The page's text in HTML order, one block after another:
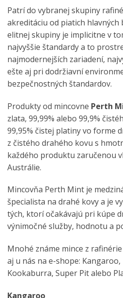
Patrí do vybranej skupiny
akreditáciu od piatich
elitnej skupiny je implicitne v
najvyššie štandardy a to
najmodernejších zariadení,
ešte aj pri dodržiavní
bezpečnostných štandardov.
Produkty od mincovne Perth
zlata, 99,99% alebo 99,9%
99,95% čistej platiny vo forme
z čistého drahého kovu s
každého produktu zaručenou
Austrálie.
Mincovňa Perth Mint je
špecialista na drahé kovy a je
tých, ktorí očakávajú pri kúpe
výnimočné služby, hodnotu a
Mnohé známe mince z
aj u nás na e-shope: Kangaroo,
Kookaburra, Super Pit alebo
Kangaroo